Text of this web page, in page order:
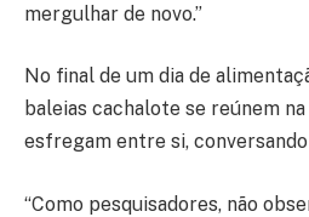
mergulhar de novo.”
No final de um dia de
baleias cachalote se reúnem
esfregam entre si,
“Como pesquisadores, não